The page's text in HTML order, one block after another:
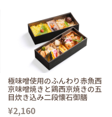
極味噌使用のふんわり赤魚西
京味噌焼きと鶏西京焼きの五
目炊き込み二段懐石御膳
¥2,160